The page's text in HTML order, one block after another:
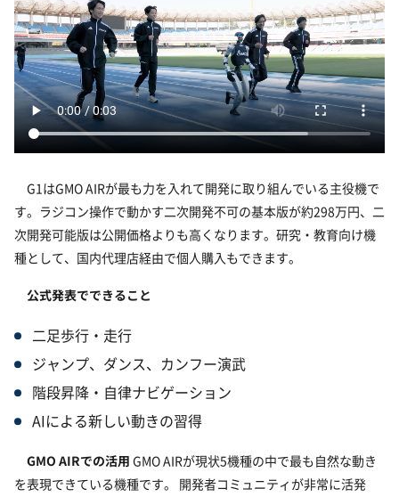
G1はGMO AIRが最も力を入れて開発に取り組んでいる主役機で
す。ラジコン操作で動かす二次開発不可の基本版が約298万円、二
次開発可能版は公開価格よりも高くなります。研究・教育向け機
種として、国内代理店経由で個人購入もできます。
公式発表でできること
二足歩行・走行
ジャンプ、ダンス、カンフー演武
階段昇降・自律ナビゲーション
AIによる新しい動きの習得
GMO AIRでの活用 GMO AIRが現状5機種の中で最も自然な動き
を表現できている機種です。 開発者コミュニティが非常に活発